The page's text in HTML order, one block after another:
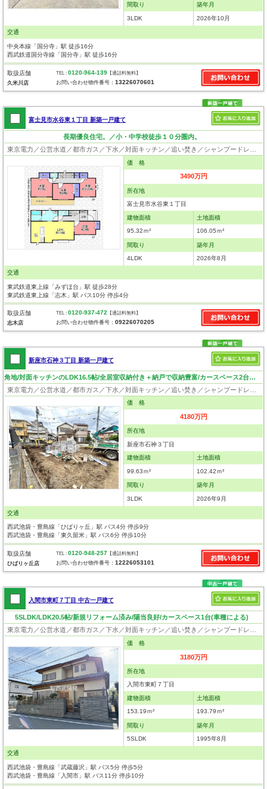
間取り
3LDK
築年月
2026年10月
交通
中央本線「国分寺」駅 徒歩16分
西武鉄道国分寺線「国分寺」駅 徒歩16分
取扱店舗
久米川店
TEL :0120-964-139 【通話料無料】
お問い合わせ物件番号：13226070601
富士見市水谷東１丁目 新築一戸建て
長期優良住宅。／小・中学校徒歩１０分圏内。
価 格
3490万円
所在地
富士見市水谷東１丁目
建物面積
95.32ｍ²
土地面積
106.05ｍ²
間取り
4LDK
築年月
2026年8月
交通
東武鉄道東上線「みずほ台」駅 徒歩28分
東武鉄道東上線「志木」駅 バス10分 停歩4分
取扱店舗
志木店
TEL :0120-937-472 【通話料無料】
お問い合わせ物件番号：09226070205
新座市石神３丁目 新築一戸建て
角地/対面キッチンのLDK16.5帖/全居室収納付き＋納戸で収納豊富/カースペース2台可/バルコニー2カ所
価 格
4180万円
所在地
新座市石神３丁目
建物面積
99.63ｍ²
土地面積
102.42ｍ²
間取り
3LDK
築年月
2026年9月
交通
西武池袋・豊島線「ひばりヶ丘」駅 バス4分 停歩9分
西武池袋・豊島線「東久留米」駅 バス6分 停歩10分
取扱店舗
ひばりヶ丘店
TEL :0120-948-257 【通話料無料】
お問い合わせ物件番号：12226053101
入間市東町７丁目 中古一戸建て
5SLDK/LDK20.5帖/新規リフォーム済み/陽当良好/カースペース1台(車種による)
価 格
3180万円
所在地
入間市東町７丁目
建物面積
153.19ｍ²
土地面積
193.79ｍ²
間取り
5SLDK
築年月
1995年8月
交通
西武池袋・豊島線「武蔵藤沢」駅 バス5分 停歩5分
西武池袋・豊島線「入間市」駅 バス11分 停歩10分